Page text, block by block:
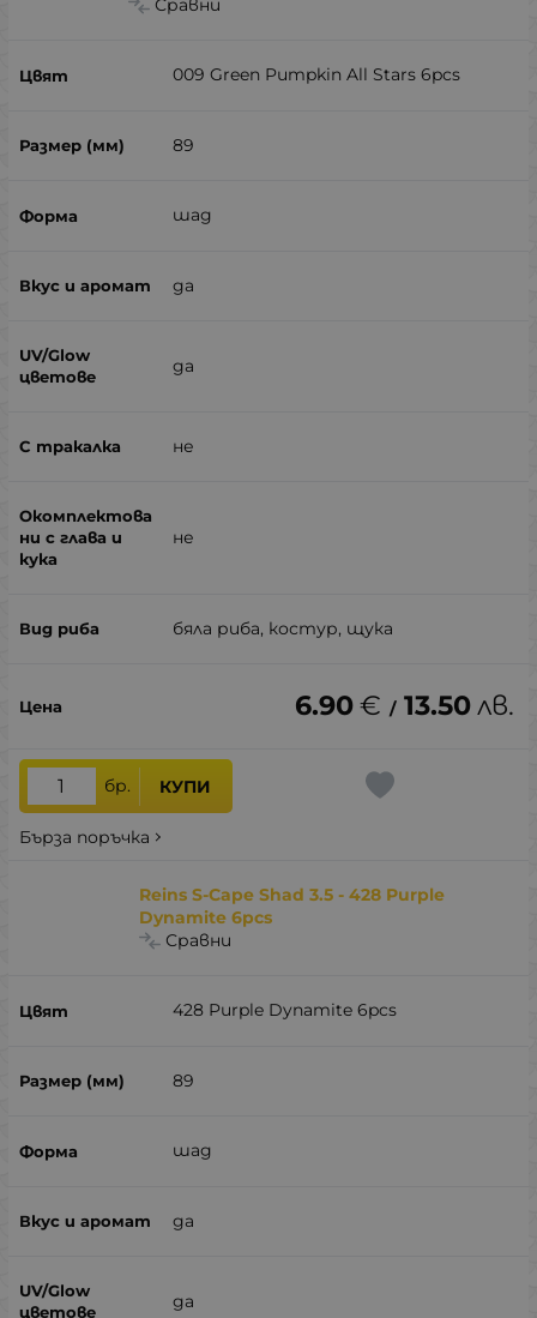
Сравни
009 Green Pumpkin All Stars 6pcs
89
шад
да
да
не
не
бяла риба, костур, щука
6.90€ / 13.50лв.
бр. КУПИ
Бърза поръчка
Reins S-Cape Shad 3.5 - 428 Purple
Dynamite 6pcs
Сравни
428 Purple Dynamite 6pcs
89
шад
да
да